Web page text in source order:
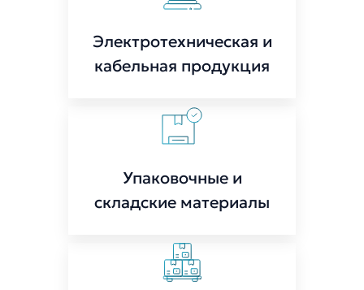
Электротехническая и
кабельная продукция
Упаковочные и
складские материалы